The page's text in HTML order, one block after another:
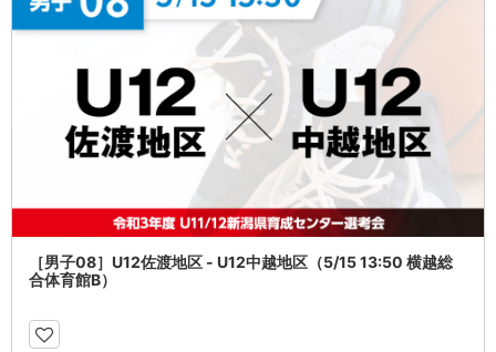
［男子08］U12佐渡地区 - U12中越地区（5/15 13:50 横越総
合体育館B）